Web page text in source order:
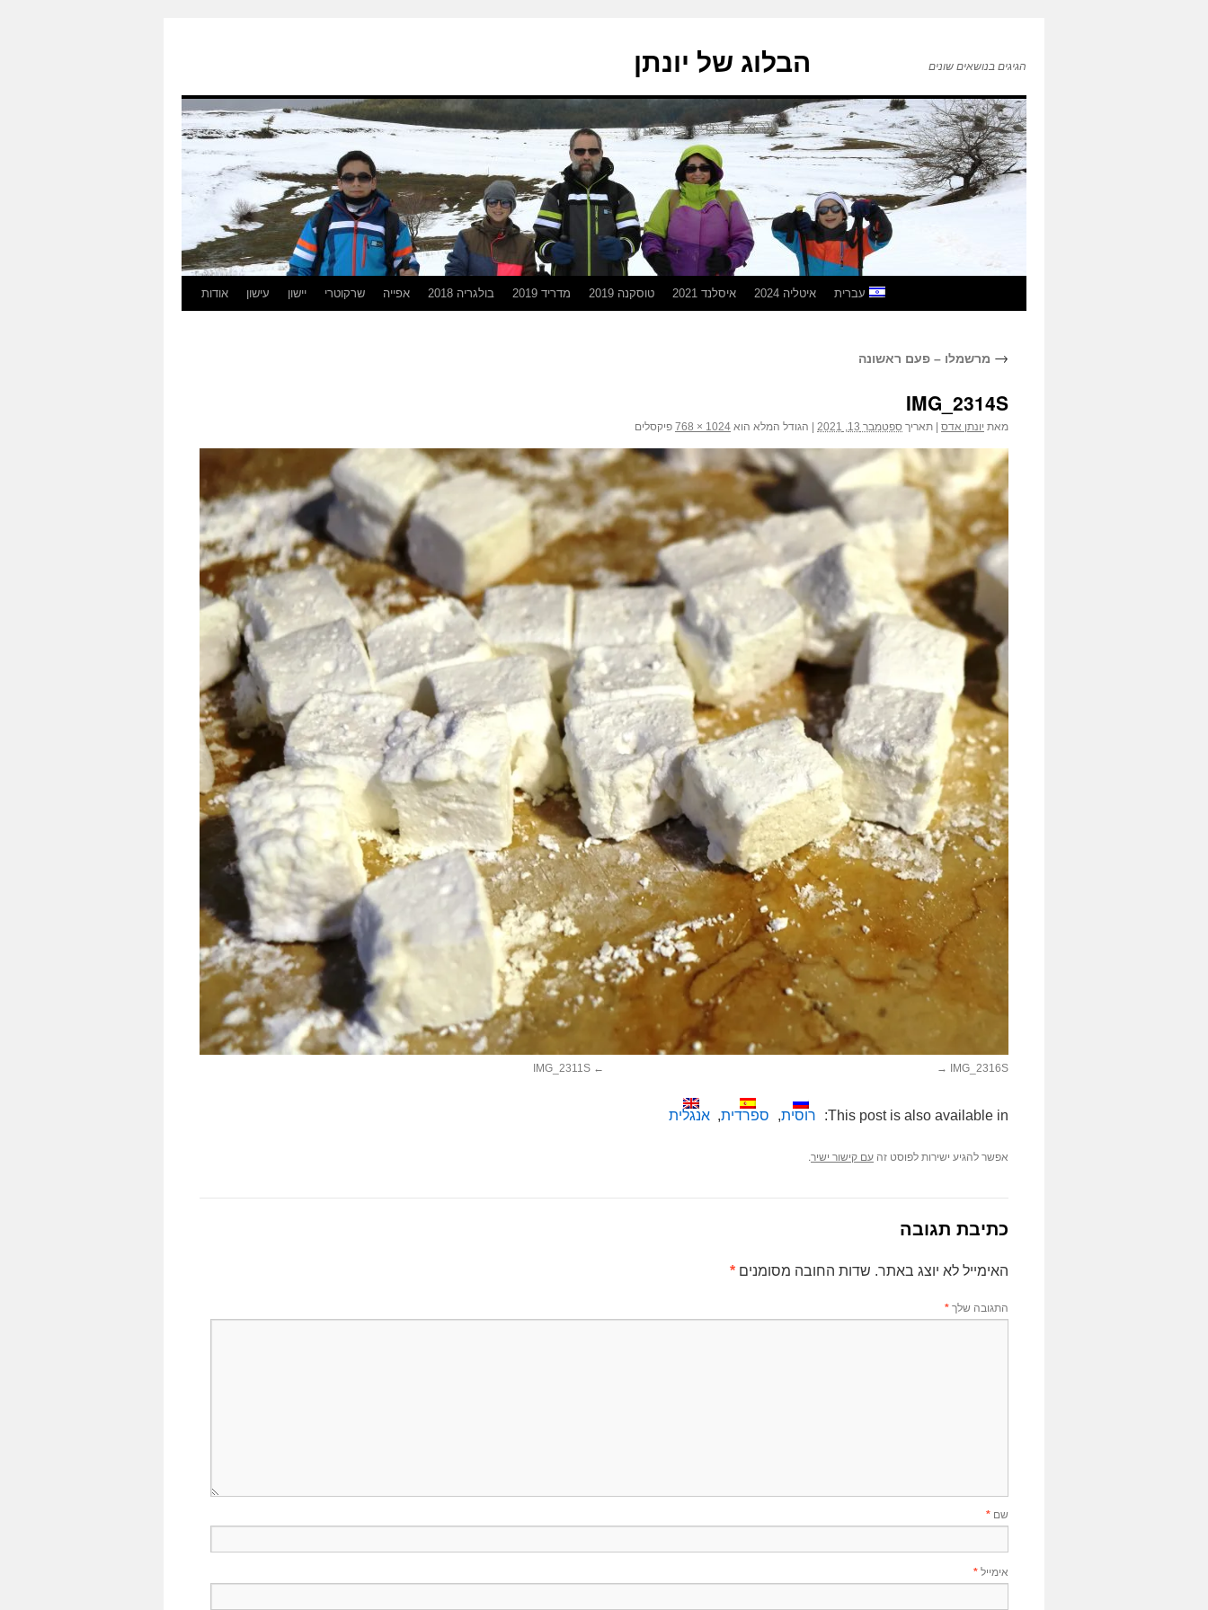
הבלוג של יונתן הגיגים בנושאים שונים
אודות עישון יישון שרקוטרי אפייה בולגריה 2018 מדריד 2019 טוסקנה 2019 איסלנד 2021 איטליה 2024 עברית
→ מרשמלו – פעם ראשונה
IMG_2314S
מאת יונתן אדס תאריך ספטמבר 13, 2021 הגודל המלא הוא 1024 × 768 פיקסלים
IMG_2311S IMG_2316S
This post is also available in: רוסית ספרדית אנגלית
אפשר להגיע ישירות לפוסט זה עם קישור ישיר.
כתיבת תגובה
האימייל לא יוצג באתר. שדות החובה מסומנים *
התגובה שלך *
שם *
אימייל *